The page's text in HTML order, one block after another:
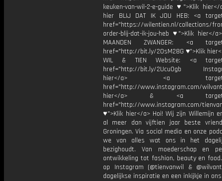
keuken-van-wil-2-e-guide ♥">Klik
hier BLIJ DAT IK JOU HEB: <a
href="https://wilentien.nl/collections/
order-blij-dat-ik-jou-heb ♥">Klik hier</
MAANDEN ZWANGER: <a
href="http://bit.ly/2OsM28G ♥">Klik
WIL & TIEN Website: <a
href="http://bit.ly/2Ucu0gb
hier</a> <a
href="http://www.instagram.com/
hier</a> & <a
href="http://www.instagram.com/
♥">Klik hier</a> Hoi! Wij zijn Willemijn
al meer dan vijftien jaar beste
Groningen. Via social media en onze
we van alles wat ons in het
bezighoudt. Van moederschap en
ontwikkeling tot fashion, beauty en
op Instagram (@tienvanwil &
dagelijkse inspiratie en een inkijkje in